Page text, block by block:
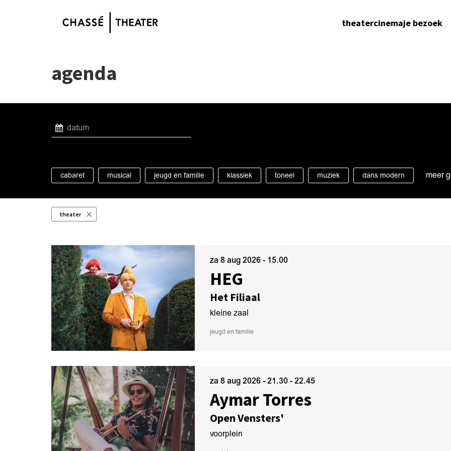
theatercinemaje bezoek
agenda
cabaret musical jeugd en familie klassiek toneel muziek dans modern meer
theater
HEG
Het Filiaal
za 8 aug 2026 - 15.00
kleine zaal
jeugd en familie
Aymar Torres
Open Vensters'
za 8 aug 2026 - 21.30 - 22.45
voorplein